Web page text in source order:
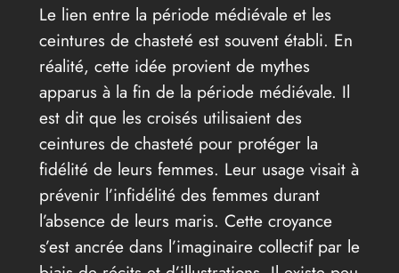
Le lien entre la période médiévale et les
ceintures de chasteté est souvent établi. En
réalité, cette idée provient de mythes
apparus à la fin de la période médiévale. Il
est dit que les croisés utilisaient des
ceintures de chasteté pour protéger la
fidélité de leurs femmes. Leur usage visait à
prévenir l’infidélité des femmes durant
l’absence de leurs maris. Cette croyance
s’est ancrée dans l’imaginaire collectif par le